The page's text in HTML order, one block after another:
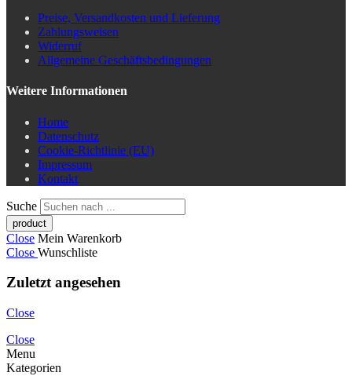
Preise, Versandkosten und Lieferung
Zahlungsweisen
Widerruf
Allgemeine Geschäftsbedingungen
Weitere Informationen
Home
Datenschutz
Cookie-Richtlinie (EU)
Impressum
Kontakt
Suche
Close Mein Warenkorb
Close Wunschliste
Zuletzt angesehen
Close
Close
Menu
Kategorien